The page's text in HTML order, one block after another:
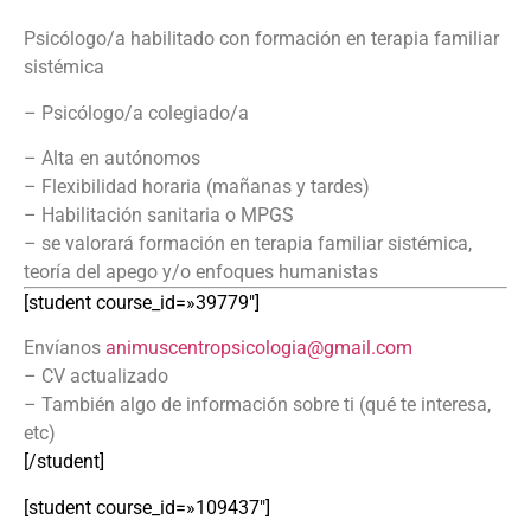
Psicólogo/a habilitado con formación en terapia familiar
sistémica
– Psicólogo/a colegiado/a
– Alta en autónomos
– Flexibilidad horaria (mañanas y tardes)
– Habilitación sanitaria o MPGS
– se valorará formación en terapia familiar sistémica,
teoría del apego y/o enfoques humanistas
[student course_id=»39779″]
Envíanos animuscentropsicologia@gmail.com
– CV actualizado
– También algo de información sobre ti (qué te interesa,
etc)
[/student]
[student course_id=»109437″]